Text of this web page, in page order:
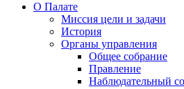
О Палате
Миссия цели и задачи
История
Органы управления
Общее собрание
Правление
Наблюдательный